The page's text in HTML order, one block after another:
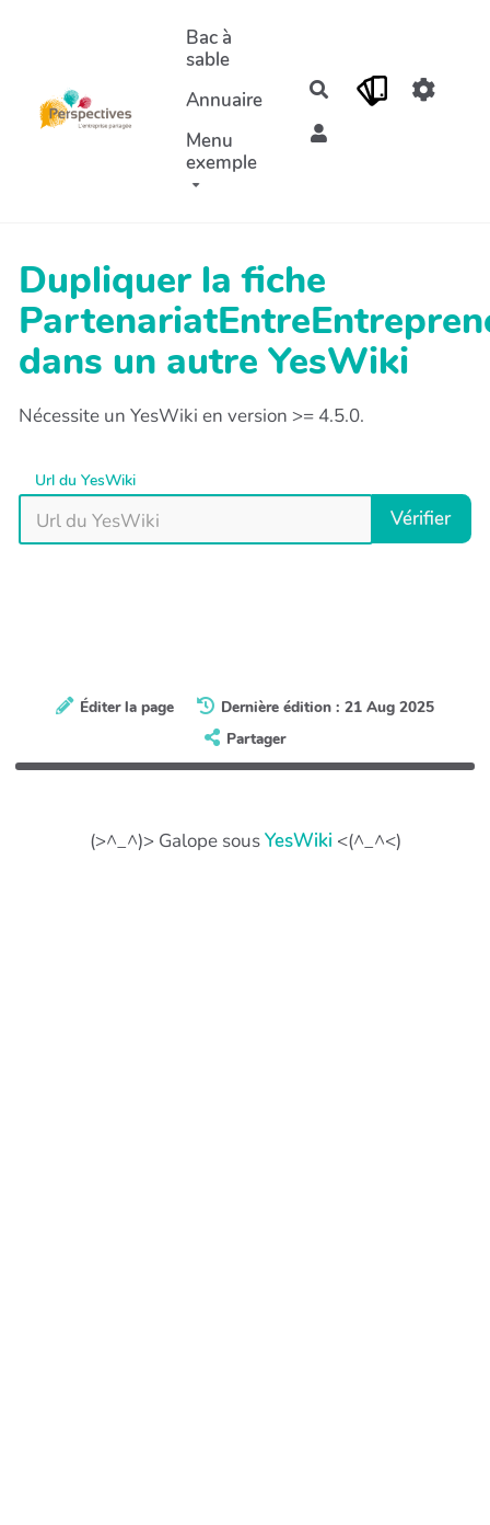
Aller au contenu principal
Bac à
sable
Annuaire
Menu
exemple
Rechercher
Dupliquer la fiche
dans un autre YesWiki
Nécessite un YesWiki en version >= 4.5.0.
Url du YesWiki
Vérifier
Éditer la page
Dernière édition : 21 Aug 2025
Partager
(>^_^)> Galope sousYesWiki <(^_^<)